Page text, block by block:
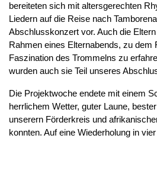
bereiteten sich mit altersgerechten
Liedern auf die Reise nach
Abschlusskonzert vor. Auch die
Rahmen eines Elternabends, zu dem
Faszination des Trommelns zu
wurden auch sie Teil unseres
Die Projektwoche endete mit einem
herrlichem Wetter, guter Laune,
unserern Förderkreis und
konnten. Auf eine Wiederholung in